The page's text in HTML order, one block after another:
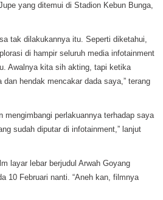
yang ditemui di Stadion Kebun Bunga,
tak dilakukannya itu. Seperti diketahui,
di hampir seluruh media infotainment
Awalnya kita sih akting, tapi ketika
hendak mencakar dada saya,” terang
perlakuannya terhadap saya
sudah diputar di infotainment,” lanjut
layar lebar berjudul Arwah Goyang
10 Februari nanti. “Aneh kan, filmnya